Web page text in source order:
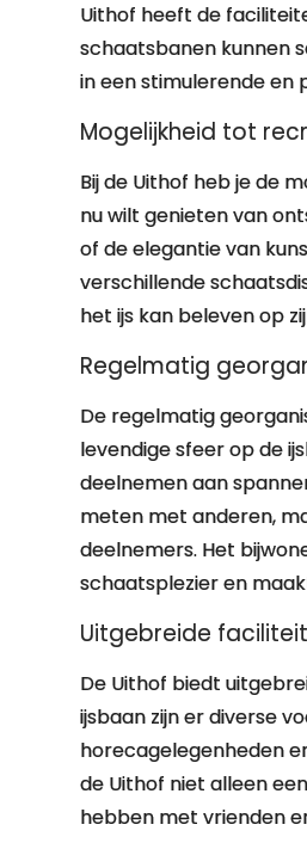
Uithof heeft de
schaatsbanen kunnen
in een stimulerende en
Mogelijkheid tot
Bij de Uithof heb je de
nu wilt genieten van
of de elegantie van
verschillende
het ijs kan beleven op
Regelmatig
De regelmatig
levendige sfeer op de
deelnemen aan
meten met anderen,
deelnemers. Het
schaatsplezier en
Uitgebreide
De Uithof biedt
ijsbaan zijn er diverse
horecagelegenheden
de Uithof niet alleen
hebben met vrienden